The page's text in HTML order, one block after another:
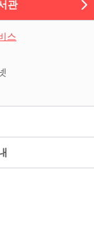
관
스